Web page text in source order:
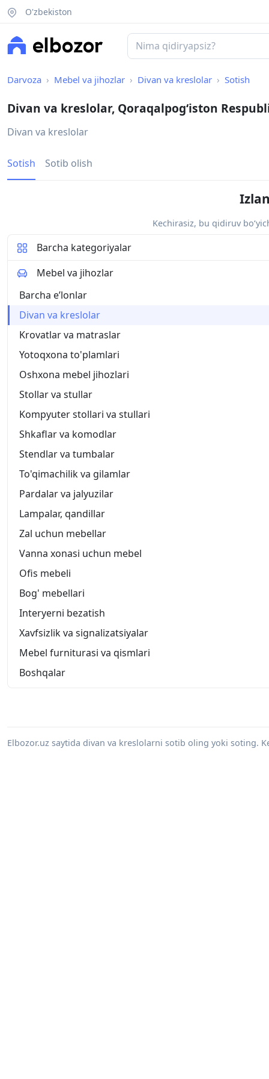
O'zbekiston
Darvoza Mebel va jihozlar Divan va kreslolar Sotish
Divan va kreslolar, Qoraqalpogʻiston
Divan va kreslolar
Sotish Sotib olish
Kechirasiz, bu qidiruv
Barcha kategoriyalar
Mebel va jihozlar
Barcha eʼlonlar
Divan va kreslolar
Krovatlar va matraslar
Yotoqxona to'plamlari
Oshxona mebel jihozlari
Stollar va stullar
Kompyuter stollari va stullari
Shkaflar va komodlar
Stendlar va tumbalar
To'qimachilik va gilamlar
Pardalar va jalyuzilar
Lampalar, qandillar
Zal uchun mebellar
Vanna xonasi uchun mebel
Ofis mebeli
Bog' mebellari
Interyerni bezatish
Xavfsizlik va signalizatsiyalar
Mebel furniturasi va qismlari
Boshqalar
Elbozor.uz saytida divan va kreslolarni sotib oling yoki soting.